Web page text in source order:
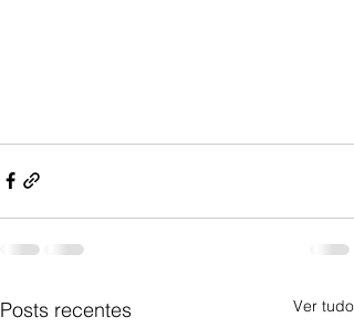
Posts recentes Ver tudo